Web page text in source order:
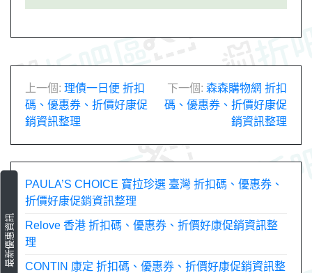
文
章
導
上一個: 理債一日便 折扣
碼、優惠券、折價好康促
銷資訊整理
下一個: 森森購物網 折扣
碼、優惠券、折價好康促
銷資訊整理
最新優惠資訊
PAULA’S CHOICE 寶拉珍選 臺灣 折扣碼、優惠券、
折價好康促銷資訊整理
Relove 香港 折扣碼、優惠券、折價好康促銷資訊整
理
CONTIN 康定 折扣碼、優惠券、折價好康促銷資訊整